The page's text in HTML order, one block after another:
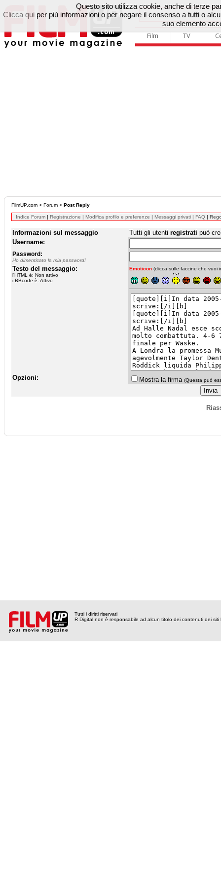
Film TV
FilmUP.com > Forum > Post Reply
Indice Forum | Registrazione | Modifica profilo e preferenze | Messaggi privati | FAQ |
Informazioni sul messaggio Tutti gli utenti registrati può
Username:
Password:
Ho dimenticato la mia password!
Testo del messaggio:
l'HTML è: Non attivo
i BBcode è: Attivo
Emoticon (clicca sulle faccine che vuoi
Opzioni: Mostra la firma (Questa può
Tutti i diritti riservati
R Digital non è responsabile ad alcun titolo dei contenuti dei siti
Questo sito utilizza cookie, anche di terze
Clicca qui per più informazioni o per negare il consenso a tutti o
suo elemento